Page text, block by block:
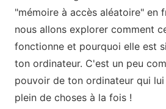
"mémoire à accès aléatoire" en
nous allons explorer comment
fonctionne et pourquoi elle est
ton ordinateur. C'est un peu
pouvoir de ton ordinateur qui
plein de choses à la fois !